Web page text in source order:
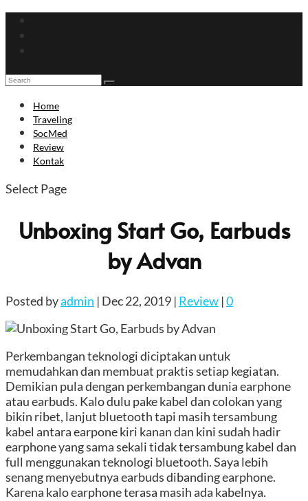
Home
Traveling
SocMed
Review
Kontak
Select Page
Unboxing Start Go, Earbuds
by Advan
Posted byadmin | Dec 22, 2019 | Review |0
Perkembangan teknologi diciptakan untuk
memudahkan dan membuat praktis setiap kegiatan.
Demikian pula dengan perkembangan dunia earphone
atau earbuds. Kalo dulu pake kabel dan colokan yang
bikin ribet, lanjut bluetooth tapi masih tersambung
kabel antara earpone kiri kanan dan kini sudah hadir
earphone yang sama sekali tidak tersambung kabel dan
full menggunakan teknologi bluetooth. Saya lebih
senang menyebutnya earbuds dibanding earphone.
Karena kalo earphone terasa masih ada kabelnya.